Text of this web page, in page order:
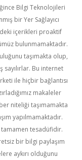
Bilgi Teknolojileri
bir Yer Sağlayıcı
içerikleri proaktif
bulunmamaktadır.
taşımakta olup,
Bu internet
ile hiçbir bağlantısı
makaleler
niteliği taşımamakta
yapılmamaktadır.
tesadüfidir.
bir bilgi paylaşım
aykırı olduğunu